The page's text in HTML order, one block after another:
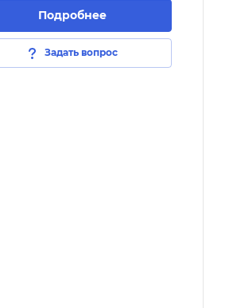
Подробнее
Задать вопрос